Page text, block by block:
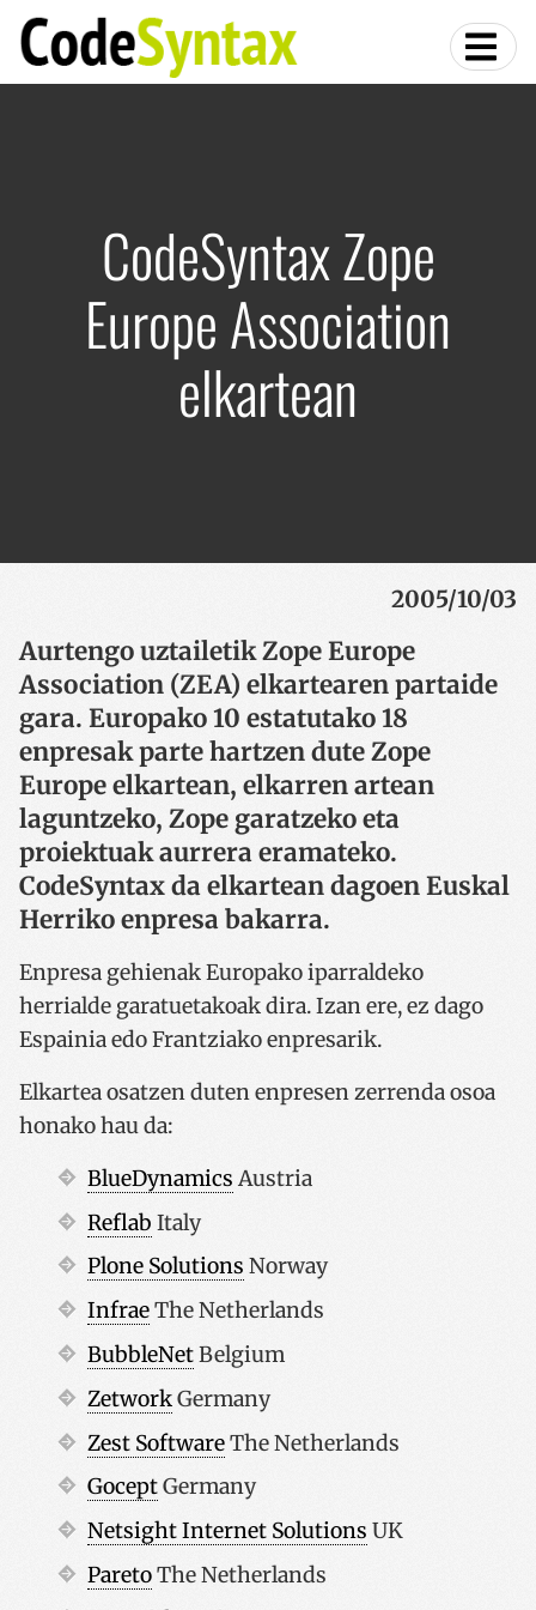
CodeSyntax Zope
Europe Association
elkartean
2005/10/03
Aurtengo uztailetik Zope Europe
Association (ZEA) elkartearen partaide
gara. Europako 10 estatutako 18
enpresak parte hartzen dute Zope
Europe elkartean, elkarren artean
laguntzeko, Zope garatzeko eta
proiektuak aurrera eramateko.
CodeSyntax da elkartean dagoen Euskal
Herriko enpresa bakarra.
Enpresa gehienak Europako iparraldeko
herrialde garatuetakoak dira. Izan ere, ez dago
Espainia edo Frantziako enpresarik.
Elkartea osatzen duten enpresen zerrenda osoa
honako hau da:
BlueDynamics Austria
Reflab Italy
Plone Solutions Norway
InfraeThe Netherlands
BubbleNetBelgium
ZetworkGermany
Zest SoftwareThe Netherlands
GoceptGermany
Netsight Internet Solutions UK
ParetoThe Netherlands